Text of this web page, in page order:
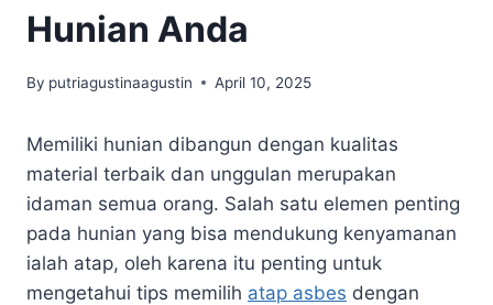
Hunian Anda
By putriagustinaagustin April 10, 2025
Memiliki hunian dibangun dengan kualitas
material terbaik dan unggulan merupakan
idaman semua orang. Salah satu elemen penting
pada hunian yang bisa mendukung kenyamanan
ialah atap, oleh karena itu penting untuk
mengetahui tips memilih atap asbes dengan